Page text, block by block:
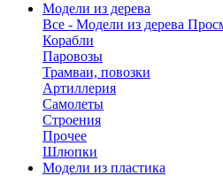
Модели из дерева
Все - Модели из дерева
Корабли
Паровозы
Трамваи, повозки
Артиллерия
Самолеты
Строения
Прочее
Шлюпки
Модели из пластика